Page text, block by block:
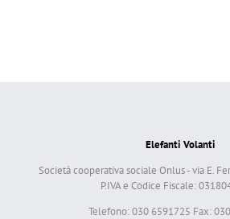
Elefanti Volanti
Società cooperativa sociale Onlus - via E.
P.IVA e Codice Fiscale:
Telefono: 030 6591725 Fax: